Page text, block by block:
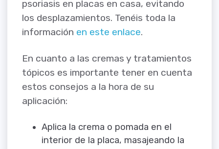
psoriasis en placas en casa, evitando
los desplazamientos. Tenéis toda la
información en este enlace.
En cuanto a las cremas y tratamientos
tópicos es importante tener en cuenta
estos consejos a la hora de su
aplicación:
Aplica la crema o pomada en el
interior de la placa, masajeando la